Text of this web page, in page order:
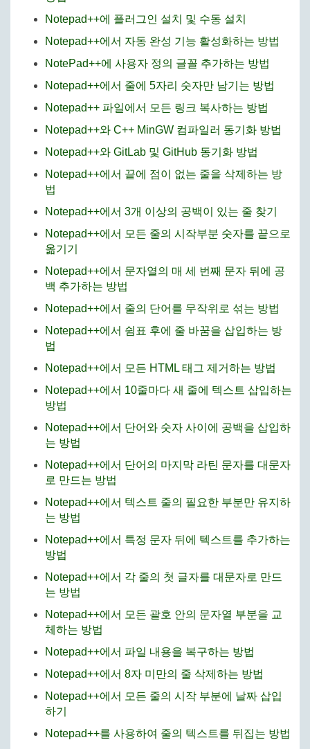
Notepad++에 플러그인 설치 및 수동 설치
Notepad++에서 자동 완성 기능 활성화하는 방법
NotePad++에 사용자 정의 글꼴 추가하는 방법
Notepad++에서 줄에 5자리 숫자만 남기는 방법
Notepad++ 파일에서 모든 링크 복사하는 방법
Notepad++와 C++ MinGW 컴파일러 동기화 방법
Notepad++와 GitLab 및 GitHub 동기화 방법
Notepad++에서 끝에 점이 없는 줄을 삭제하는 방
법
Notepad++에서 3개 이상의 공백이 있는 줄 찾기
Notepad++에서 모든 줄의 시작부분 숫자를 끝으로
옮기기
Notepad++에서 문자열의 매 세 번째 문자 뒤에 공
백 추가하는 방법
Notepad++에서 줄의 단어를 무작위로 섞는 방법
Notepad++에서 쉼표 후에 줄 바꿈을 삽입하는 방
법
Notepad++에서 모든 HTML 태그 제거하는 방법
Notepad++에서 10줄마다 새 줄에 텍스트 삽입하는
방법
Notepad++에서 단어와 숫자 사이에 공백을 삽입하
는 방법
Notepad++에서 단어의 마지막 라틴 문자를 대문자
로 만드는 방법
Notepad++에서 텍스트 줄의 필요한 부분만 유지하
는 방법
Notepad++에서 특정 문자 뒤에 텍스트를 추가하는
방법
Notepad++에서 각 줄의 첫 글자를 대문자로 만드
는 방법
Notepad++에서 모든 괄호 안의 문자열 부분을 교
체하는 방법
Notepad++에서 파일 내용을 복구하는 방법
Notepad++에서 8자 미만의 줄 삭제하는 방법
Notepad++에서 모든 줄의 시작 부분에 날짜 삽입
하기
Notepad++를 사용하여 줄의 텍스트를 뒤집는 방법